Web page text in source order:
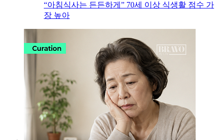
“아침식사는 든든하게” 70세 이상 식생활 점수 가
장 높아